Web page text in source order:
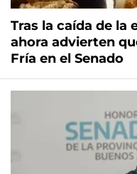
Tras la caída de la
ahora advierten
Fría en el Senado